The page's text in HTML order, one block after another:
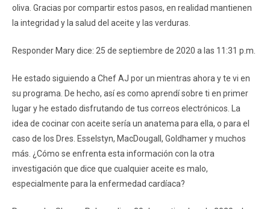
oliva. Gracias por compartir estos pasos, en realidad mantienen
la integridad y la salud del aceite y las verduras.
Responder Mary dice: 25 de septiembre de 2020 a las 11:31 p.m.
He estado siguiendo a Chef AJ por un mientras ahora y te vi en
su programa. De hecho, así es como aprendí sobre ti en primer
lugar y he estado disfrutando de tus correos electrónicos. La
idea de cocinar con aceite sería un anatema para ella, o para el
caso de los Dres. Esselstyn, MacDougall, Goldhamer y muchos
más. ¿Cómo se enfrenta esta información con la otra
investigación que dice que cualquier aceite es malo,
especialmente para la enfermedad cardíaca?